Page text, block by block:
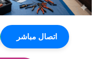
اتصال مباشر